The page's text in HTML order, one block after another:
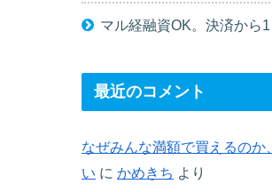
マル経融資OK。決済から1
最近のコメント
なぜみんな満額で買えるのか
い に かめきち より